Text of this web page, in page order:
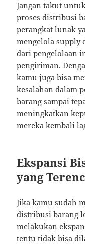
Jangan takut
proses distribusi
perangkat lunak
mengelola supply
dari pengelolaan
pengiriman.
kamu juga bisa
kesalahan dalam
barang sampai
meningkatkan
mereka kembali
Ekspansi
yang
Jika kamu sudah
distribusi barang
melakukan
tentu tidak bisa